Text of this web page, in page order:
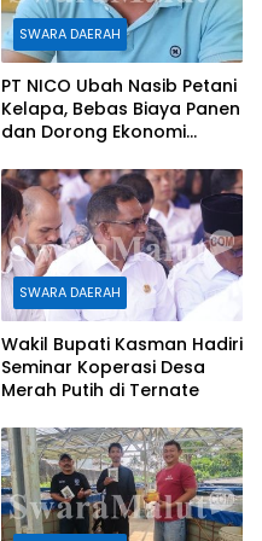
SWARA DAERAH
PT NICO Ubah Nasib Petani
Kelapa, Bebas Biaya Panen
dan Dorong Ekonomi
SWARA DAERAH
Wakil Bupati Kasman Hadiri
Seminar Koperasi Desa
Merah Putih di Ternate